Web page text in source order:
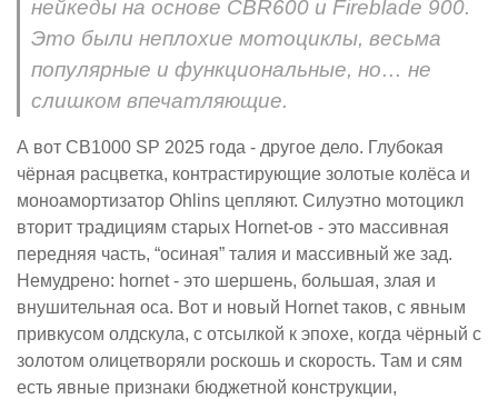
нейкеды на основе CBR600 и Fireblade 900.
Это были неплохие мотоциклы, весьма
популярные и функциональные, но… не
слишком впечатляющие.
А вот CB1000 SP 2025 года - другое дело. Глубокая
чёрная расцветка, контрастирующие золотые колёса и
моноамортизатор Ohlins цепляют. Силуэтно мотоцикл
вторит традициям старых Hornet-ов - это массивная
передняя часть, “осиная” талия и массивный же зад.
Немудрено: hornet - это шершень, большая, злая и
внушительная оса. Вот и новый Hornet таков, с явным
привкусом олдскула, с отсылкой к эпохе, когда чёрный с
золотом олицетворяли роскошь и скорость. Там и сям
есть явные признаки бюджетной конструкции,